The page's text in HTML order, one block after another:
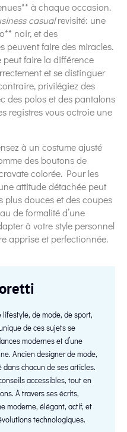
à chaque occasion.
casualrevisité: une
noir, et des
peuvent faire des miracles.
faire la différence
et se distinguer
privilégiez des
des polos et des pantalons
registres vous octroie une
à un costume ajusté
des boutons de
colorée. Pour les
attitude détachée peut
plus douces et des coupes
de formalité d’une
à votre style personnel
apprise et perfectionnée.
de mode, de sport,
de ces sujets se
modernes et d’une
Ancien designer de mode,
chacun de ses articles.
accessibles, tout en
À travers ses écrits,
moderne, élégant, actif, et
technologiques.